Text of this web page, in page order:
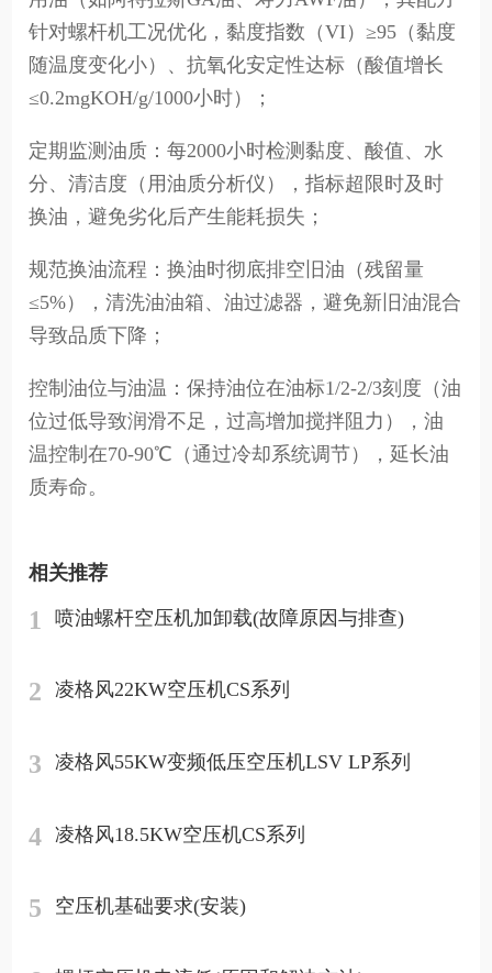
针对螺杆机工况优化，黏度指数（VI）≥95（黏度
随温度变化小）、抗氧化安定性达标（酸值增长
≤0.2mgKOH/g/1000小时）；
定期监测油质：每2000小时检测黏度、酸值、水
分、清洁度（用油质分析仪），指标超限时及时
换油，避免劣化后产生能耗损失；
规范换油流程：换油时彻底排空旧油（残留量
≤5%），清洗油油箱、油过滤器，避免新旧油混合
导致品质下降；
控制油位与油温：保持油位在油标1/2-2/3刻度（油
位过低导致润滑不足，过高增加搅拌阻力），油
温控制在70-90℃（通过冷却系统调节），延长油
质寿命。
相关推荐
1 喷油螺杆空压机加卸载(故障原因与排查)
2 凌格风22KW空压机CS系列
3 凌格风55KW变频低压空压机LSV LP系列
4 凌格风18.5KW空压机CS系列
5 空压机基础要求(安装)